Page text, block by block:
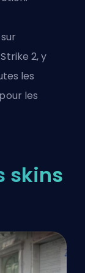
2, y
les
les
skins